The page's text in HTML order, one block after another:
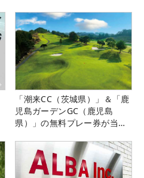
「潮来CC（茨城県）」＆「鹿
児島ガーデンGC（鹿児島
県）」の無料プレー券が当た